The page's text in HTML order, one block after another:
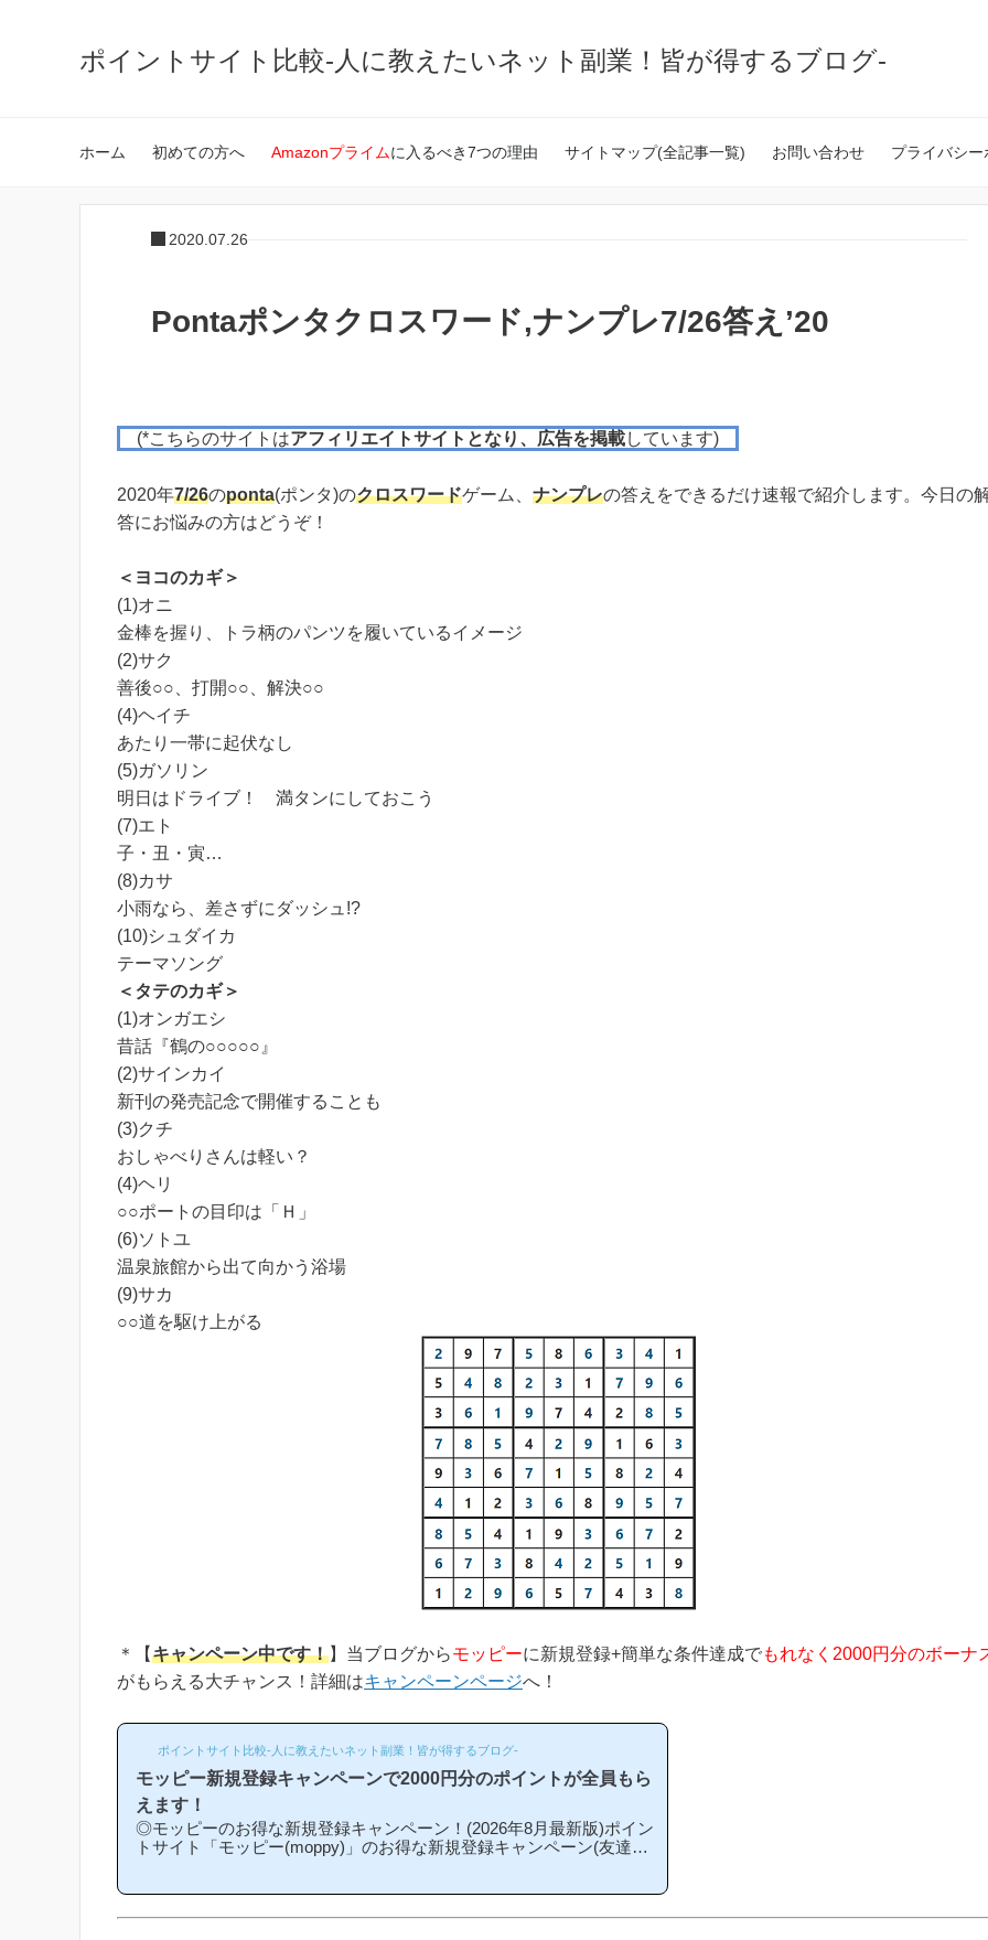
ポイントサイト比較-人に教えたいネット副業！皆が得するブログ-
ホーム 初めての方へ Amazonプライムに入るべき7つの理由 サイトマップ(全記事一覧) お問い合わせ プライバシー
2020.07.26
Pontaポンタクロスワード,ナンプレ7/26答え’20
(*こちらのサイトはアフィリエイトサイトとなり、広告を掲載しています)
2020年7/26のponta(ポンタ)のクロスワードゲーム、 ナンプレの答えをできるだけ速報で紹介します。今日の
答にお悩みの方はどうぞ！
＜ヨコのカギ＞
(1)オニ
金棒を握り、トラ柄のパンツを履いているイメージ
(2)サク
善後○○、打開○○、解決○○
(4)ヘイチ
あたり一帯に起伏なし
(5)ガソリン
明日はドライブ！ 満タンにしておこう
(7)エト
子・丑・寅…
(8)カサ
小雨なら、差さずにダッシュ!?
(10)シュダイカ
テーマソング
＜タテのカギ＞
(1)オンガエシ
昔話『鶴の○○○○○』
(2)サインカイ
新刊の発売記念で開催することも
(3)クチ
おしゃべりさんは軽い？
(4)ヘリ
○○ポートの目印は「Ｈ」
(6)ソトユ
温泉旅館から出て向かう浴場
(9)サカ
○○道を駆け上がる
＊【キャンペーン中です！】当ブログからモッピーに新規登録+簡単な条件達成でもれなく2000円分のボーナ
がもらえる大チャンス！詳細はキャンペーンページへ！
ポイントサイト比較-人に教えたいネット副業！皆が得するブログ-
モッピー新規登録キャンペーンで2000円分のポイントが全員もら
えます！
◎モッピーのお得な新規登録キャンペーン！(2026年8月最新版)ポイン
トサイト「モッピー(moppy)」のお得な新規登録キャンペーン(友達紹
ンの内容は「モッピーに新規登録(無料)して簡単な条件を満たすと、